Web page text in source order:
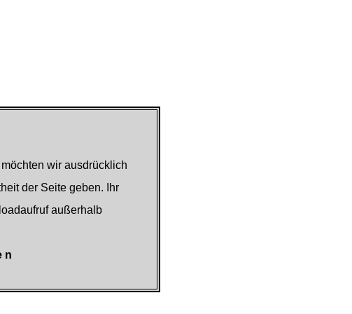
wir ausdrücklich
der Seite geben. Ihr
außerhalb
n